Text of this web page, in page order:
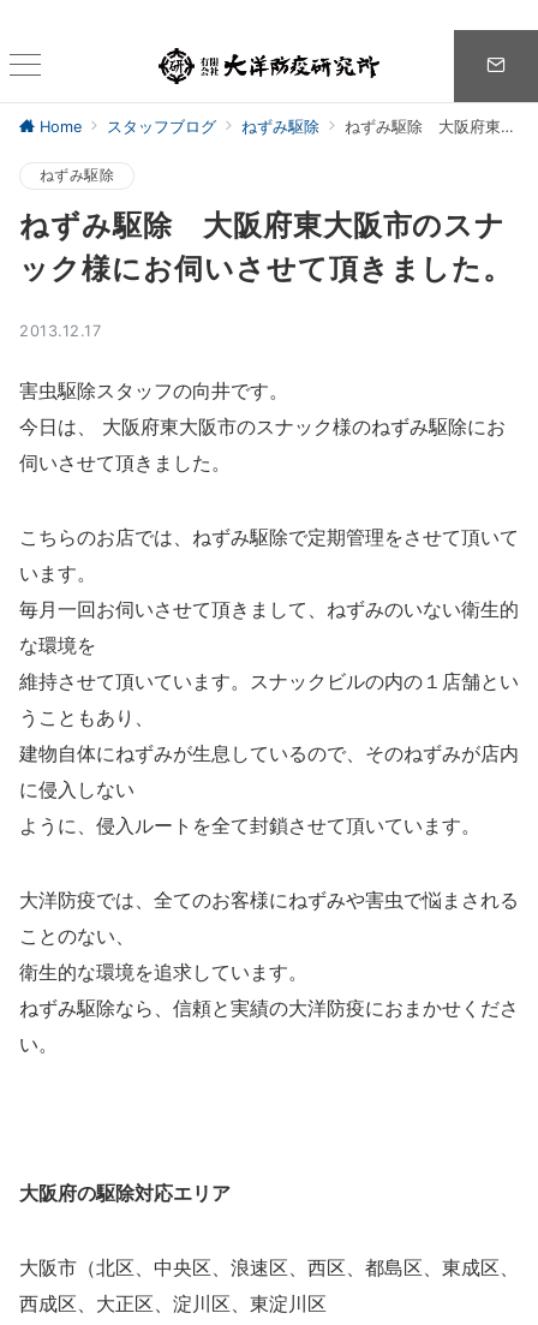
Home スタッフブログ ねずみ駆除 ねずみ駆除 大阪府東大阪市のスナック様にお伺いさせて頂きました。
ねずみ駆除
ねずみ駆除 大阪府東大阪市のスナ
ック様にお伺いさせて頂きました。
2013.12.17
害虫駆除スタッフの向井です。
今日は、 大阪府東大阪市のスナック様のねずみ駆除にお
伺いさせて頂きました。
こちらのお店では、ねずみ駆除で定期管理をさせて頂いて
います。
毎月一回お伺いさせて頂きまして、ねずみのいない衛生的
な環境を
維持させて頂いています。スナックビルの内の１店舗とい
うこともあり、
建物自体にねずみが生息しているので、そのねずみが店内
に侵入しない
ように、侵入ルートを全て封鎖させて頂いています。
大洋防疫では、全てのお客様にねずみや害虫で悩まされる
ことのない、
衛生的な環境を追求しています。
ねずみ駆除なら、信頼と実績の大洋防疫におまかせくださ
い。
大阪府の駆除対応エリア
大阪市（北区、中央区、浪速区、西区、都島区、東成区、
西成区、大正区、淀川区、東淀川区